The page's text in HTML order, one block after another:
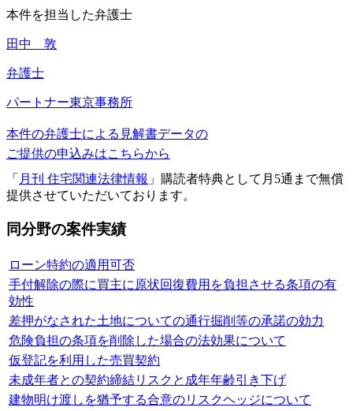
本件を担当した弁護士
田中 敦
弁護士
パートナー東京事務所
本件の弁護士による見解書データの
ご提供の申込みはこちらから
「 月刊 住宅関連法律情報 」購読者特典として月5通まで無償
提供させていただいております。
同分野の案件実績
ローン特約の適用可否
手付解除の際に買主に原状回復費用を負担させる条項の有
効性
差押がなされた土地についての通行掘削等の承諾の効力
危険負担の条項を削除した場合の法効果について
仮登記を利用した売買契約
未成年者との契約締結リスクと成年年齢引き下げ
建物明け渡しを猶予する合意のリスクヘッジについて